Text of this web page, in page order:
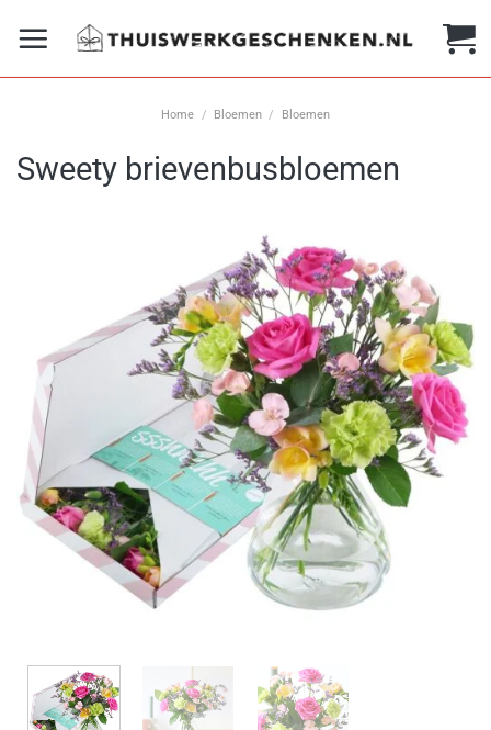
naar
Home / Bloemen / Bloemen
Sweety brievenbusbloemen